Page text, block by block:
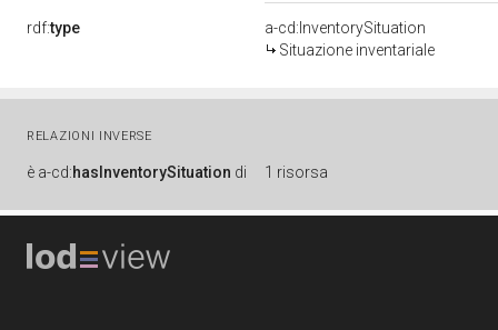
rdf:type
a-cd:InventorySituation
Situazione inventariale
RELAZIONI INVERSE
è a-cd:hasInventorySituation di 1 risorsa